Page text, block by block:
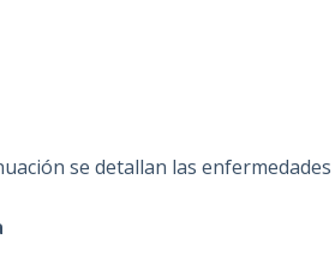
se detallan las